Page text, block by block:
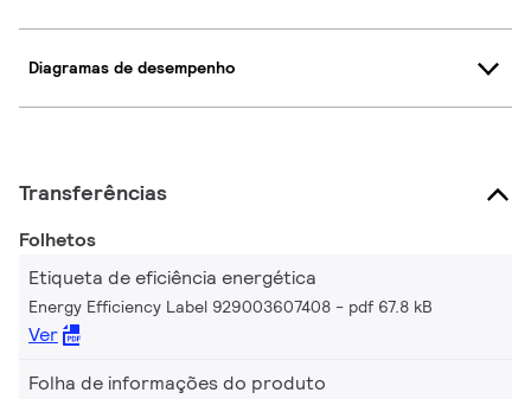
Diagramas de desempenho
Transferências
Folhetos
Etiqueta de eficiência energética
Energy Efficiency Label 929003607408 pdf 67.8 kB
Ver
Folha de informações do produto